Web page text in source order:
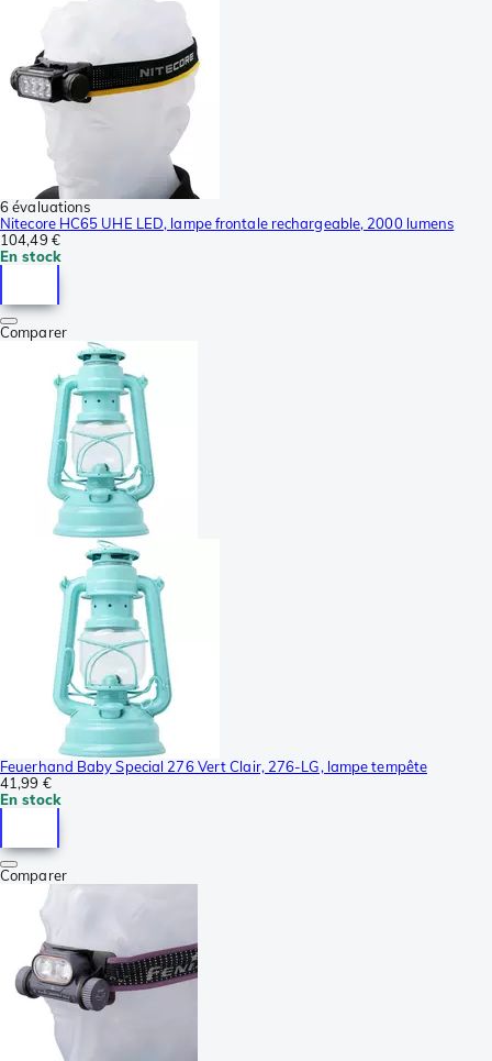
6 évaluations
Nitecore HC65 UHE LED, lampe frontale rechargeable, 2000 lumens
104,49 €
En stock
Comparer
Feuerhand Baby Special 276 Vert Clair, 276-LG, lampe tempête
41,99 €
En stock
Comparer